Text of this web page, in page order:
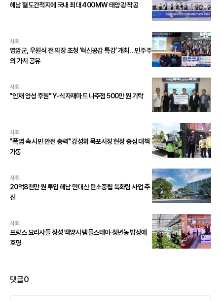
해남 혈도간척지에 국내 최대 400MW 태양광 착공
사회
영암군, 우원식 전 의장 초청 ‘혁신공감 특강’ 개최…민주주
의 가치 공유
사회
"인재 양성 후원" Y-식자재마트 나주점 500만 원 기탁
사회
"폭염 속 시민 안전 총력" 강성휘 목포시장 현장 중심 대책
가동
사회
20억8천만 원 투입 해남 만대산 탄소중립 특화림 사업 추
진
사회
프랑스 요리사들 장성 백양사 템플스테이·청년농 밥상에
호평
댓글0